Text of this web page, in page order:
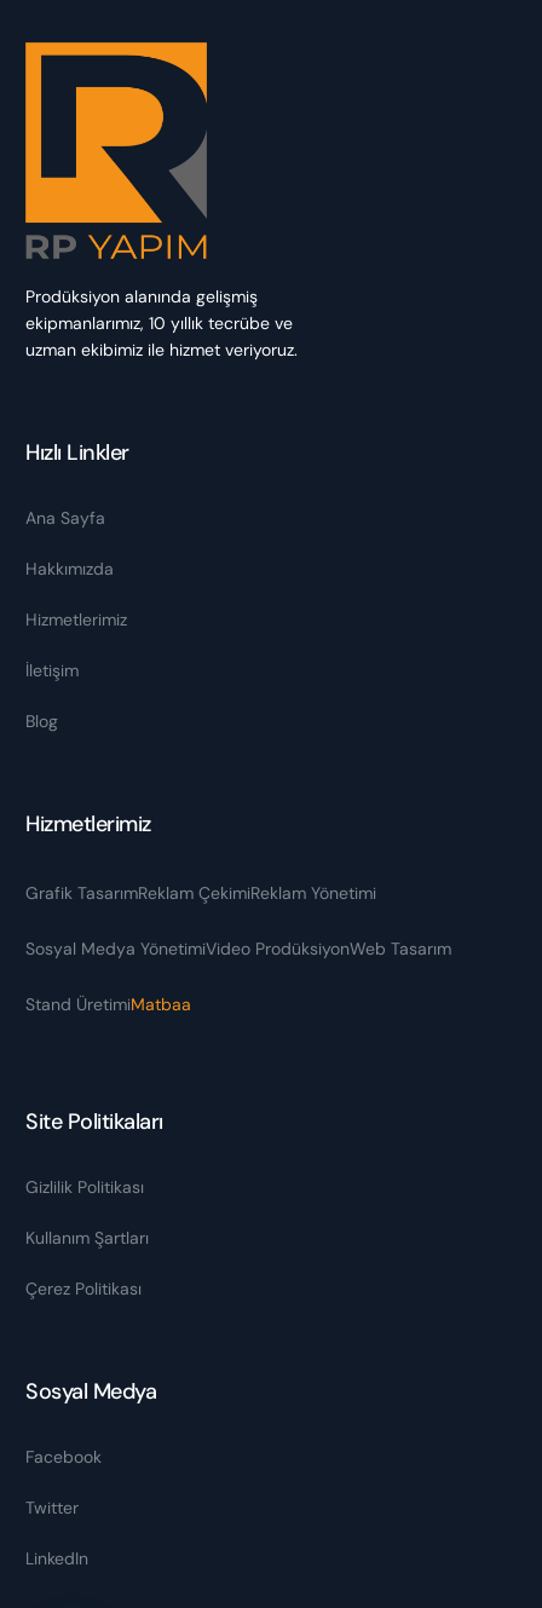
Prodüksiyon alanında gelişmiş
ekipmanlarımız, 10 yıllık tecrübe ve
uzman ekibimiz ile hizmet veriyoruz.
Hızlı Linkler
Ana Sayfa
Hakkımızda
Hizmetlerimiz
İletişim
Blog
Hizmetlerimiz
Grafik TasarımReklam ÇekimiReklam Yönetimi
Sosyal Medya YönetimiVideo ProdüksiyonWeb Tasarım
Stand ÜretimiMatbaa
Site Politikaları
Gizlilik Politikası
Kullanım Şartları
Çerez Politikası
Sosyal Medya
Facebook
Twitter
LinkedIn